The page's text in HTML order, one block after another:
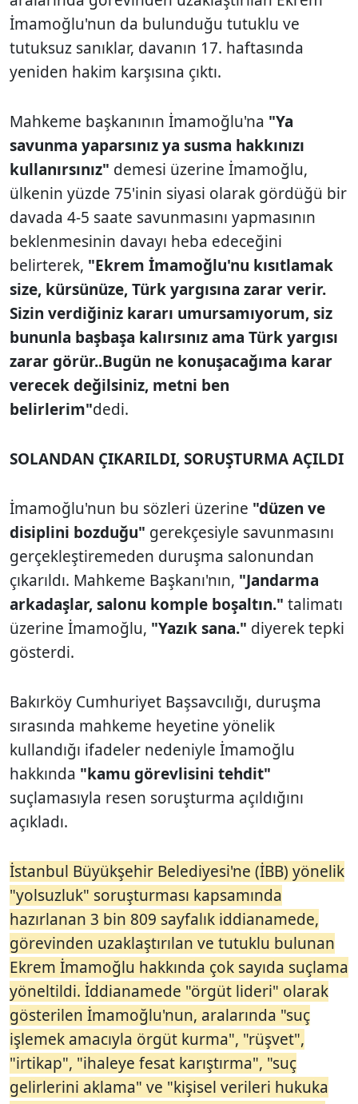
İmamoğlu'nun da bulunduğu tutuklu ve
tutuksuz sanıklar, davanın 17. haftasında
yeniden hakim karşısına çıktı.
Mahkeme başkanının İmamoğlu'na "Ya
savunma yaparsınız ya susma hakkınızı
kullanırsınız" demesi üzerine İmamoğlu,
ülkenin yüzde 75'inin siyasi olarak gördüğü bir
davada 4-5 saate savunmasını yapmasının
beklenmesinin davayı heba edeceğini
belirterek, "Ekrem İmamoğlu'nu kısıtlamak
size, kürsünüze, Türk yargısına zarar verir.
Sizin verdiğiniz kararı umursamıyorum, siz
bununla başbaşa kalırsınız ama Türk yargısı
zarar görür..Bugün ne konuşacağıma karar
verecek değilsiniz, metni ben
belirlerim"dedi.
SOLANDAN ÇIKARILDI, SORUŞTURMA AÇILDI
İmamoğlu'nun bu sözleri üzerine "düzen ve
disiplini bozduğu" gerekçesiyle savunmasını
gerçekleştiremeden duruşma salonundan
çıkarıldı. Mahkeme Başkanı'nın, "Jandarma
arkadaşlar, salonu komple boşaltın." talimatı
üzerine İmamoğlu, "Yazık sana." diyerek tepki
gösterdi.
Bakırköy Cumhuriyet Başsavcılığı, duruşma
sırasında mahkeme heyetine yönelik
kullandığı ifadeler nedeniyle İmamoğlu
hakkında "kamu görevlisini tehdit"
suçlamasıyla resen soruşturma açıldığını
açıkladı.
İstanbul Büyükşehir Belediyesi'ne (İBB) yönelik
"yolsuzluk" soruşturması kapsamında
hazırlanan 3 bin 809 sayfalık iddianamede,
görevinden uzaklaştırılan ve tutuklu bulunan
Ekrem İmamoğlu hakkında çok sayıda suçlama
yöneltildi. İddianamede "örgüt lideri" olarak
gösterilen İmamoğlu'nun, aralarında "suç
işlemek amacıyla örgüt kurma", "rüşvet",
"irtikap", "ihaleye fesat karıştırma", "suç
gelirlerini aklama" ve "kişisel verileri hukuka